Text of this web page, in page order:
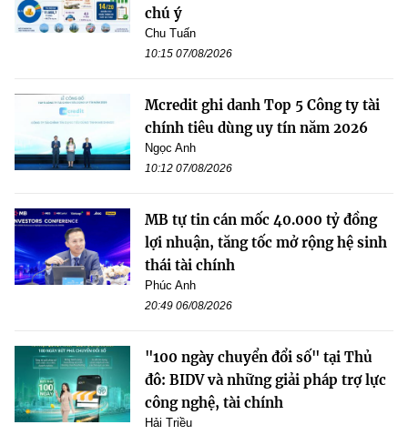
chú ý
Chu Tuấn
10:15 07/08/2026
Mcredit ghi danh Top 5 Công ty tài
chính tiêu dùng uy tín năm 2026
Ngọc Anh
10:12 07/08/2026
MB tự tin cán mốc 40.000 tỷ đồng
lợi nhuận, tăng tốc mở rộng hệ sinh
thái tài chính
Phúc Anh
20:49 06/08/2026
"100 ngày chuyển đổi số" tại Thủ
đô: BIDV và những giải pháp trợ lực
công nghệ, tài chính
Hải Triều